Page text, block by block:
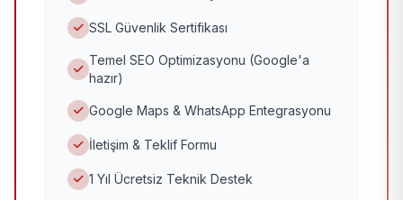
SSL Güvenlik Sertifikası
Temel SEO Optimizasyonu (Google'a
hazır)
Google Maps & WhatsApp Entegrasyonu
İletişim & Teklif Formu
1 Yıl Ücretsiz Teknik Destek